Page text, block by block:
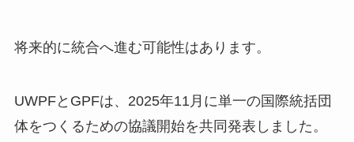
将来的に統合へ進む可能性はあります。
UWPFとGPFは、2025年11月に単一の国際統括団
体をつくるための協議開始を共同発表しました。